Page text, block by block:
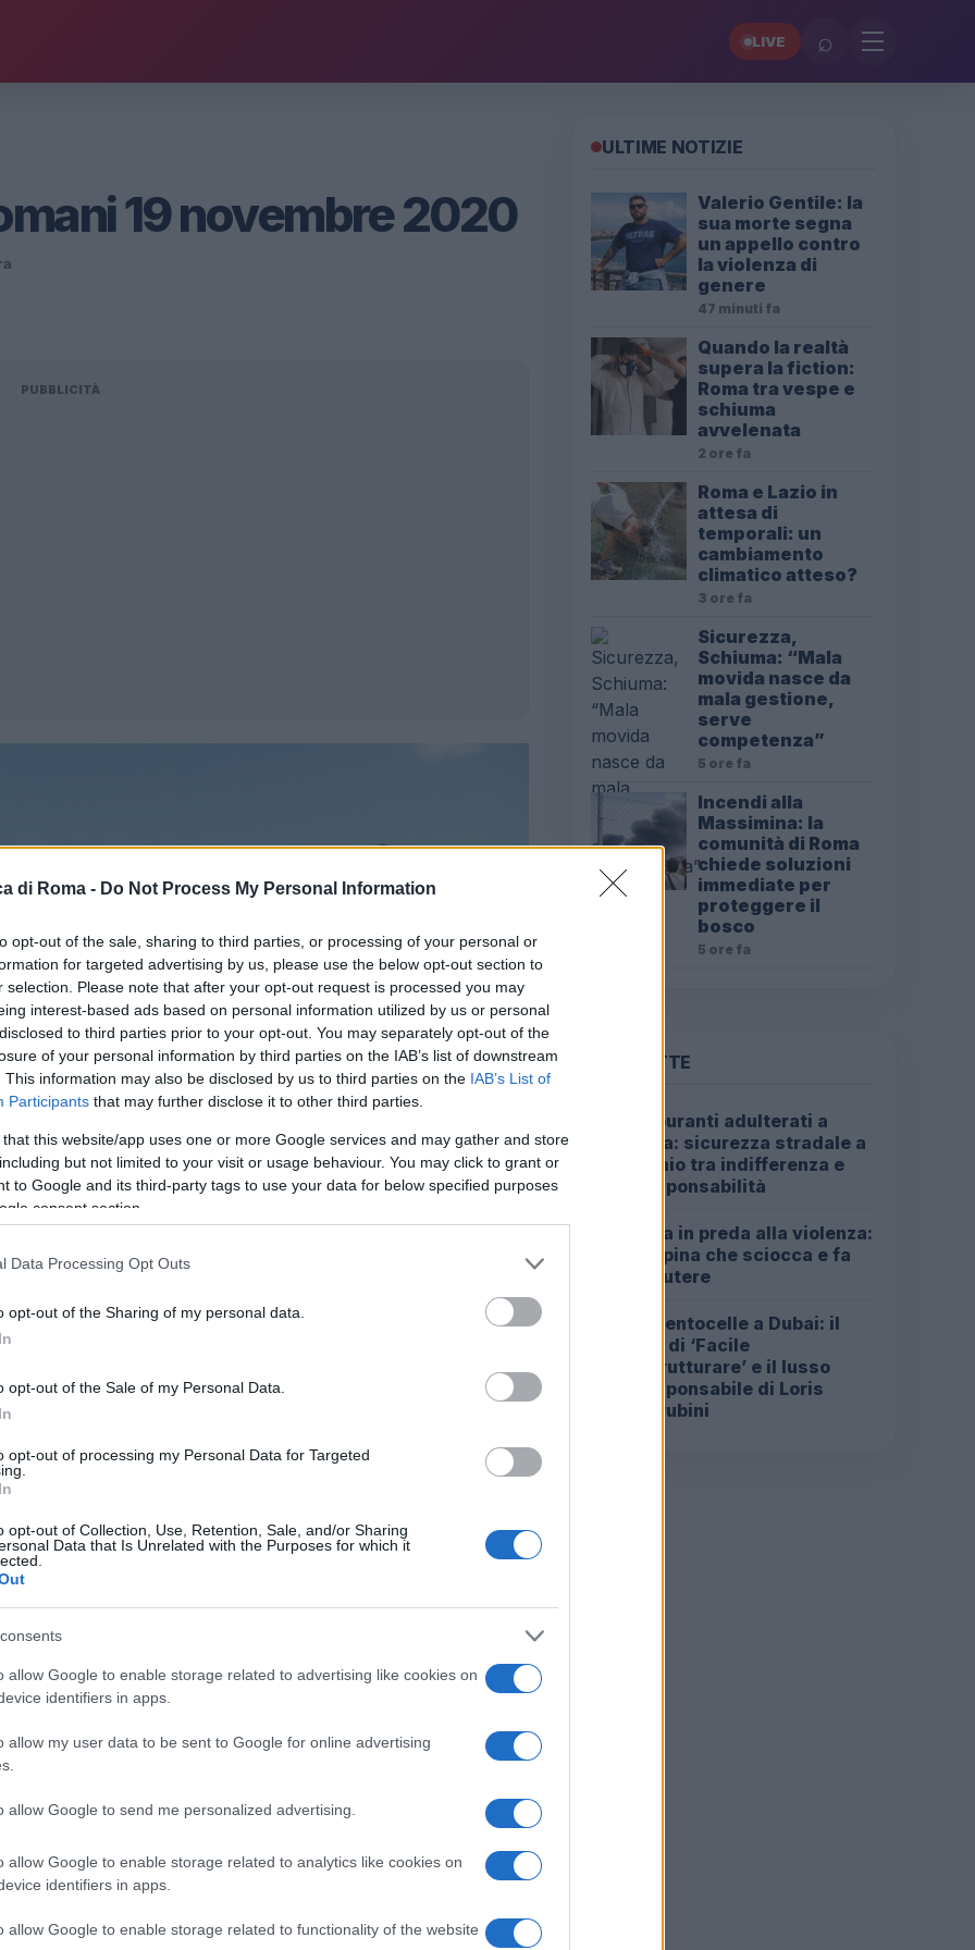
di Roma - Do Not Process My Personal Information
opt-out of the sale, sharing to third parties, or processing of your personal or
for targeted advertising by us, please use the below opt-out section to
selection. Please note that after your opt-out request is processed you may
interest-based ads based on personal information utilized by us or personal
to third parties prior to your opt-out. You may separately opt-out of the
of your personal information by third parties on the IAB’s list of downstream
This information may also be disclosed by us to third parties on the IAB’s List of
Participants that may further disclose it to other third parties.
that this website/app uses one or more Google services and may gather and store
but not limited to your visit or usage behaviour. You may click to grant or
to Google and its third-party tags to use your data for below specified purposes
consent section.
Data Processing Opt Outs
opt-out of the Sharing of my personal data.
opt-out of the Sale of my Personal Data.
opt-out of processing my Personal Data for Targeted
opt-out of Collection, Use, Retention, Sale, and/or Sharing
Data that Is Unrelated with the Purposes for which it
allow Google to enable storage related to advertising like cookies on
identifiers in apps.
allow my user data to be sent to Google for online advertising
allow Google to send me personalized advertising.
allow Google to enable storage related to analytics like cookies on
identifiers in apps.
allow Google to enable storage related to functionality of the website
LIVE ⌕
19 novembre 2020
PUBBLICITÀ
domani per la città di
e temperature.
i romani non è tempo di tirare fuori gli ombrelli (per
cielo sereno, anche se le temperature non saranno
mezzogiorno si toccheranno i 17°C. Dalle 17 del
continueranno ad abbassarsi, fino ad arrivare a 12°C alle
set
Successiva
difesa delle donne
ULTIME NOTIZIE
Valerio Gentile: la
sua morte segna
un appello contro
la violenza di
genere
47 minuti fa
Quando la realtà
supera la fiction:
Roma tra vespe e
schiuma
avvelenata
2 ore fa
Roma e Lazio in
attesa di
temporali: un
cambiamento
climatico atteso?
3 ore fa
Sicurezza,
Schiuma: “Mala
movida nasce da
mala gestione,
serve
competenza”
5 ore fa
Incendi alla
Massimina: la
comunità di Roma
chiede soluzioni
immediate per
proteggere il
bosco
5 ore fa
PIÙ LETTE
Carburanti adulterati a
Roma: sicurezza stradale a
rischio tra indifferenza e
irresponsabilità
Roma in preda alla violenza:
la rapina che sciocca e fa
discutere
Da Centocelle a Dubai: il
crac di ‘Facile
Ristrutturare’ e il lusso
irresponsabile di Loris
Cherubini